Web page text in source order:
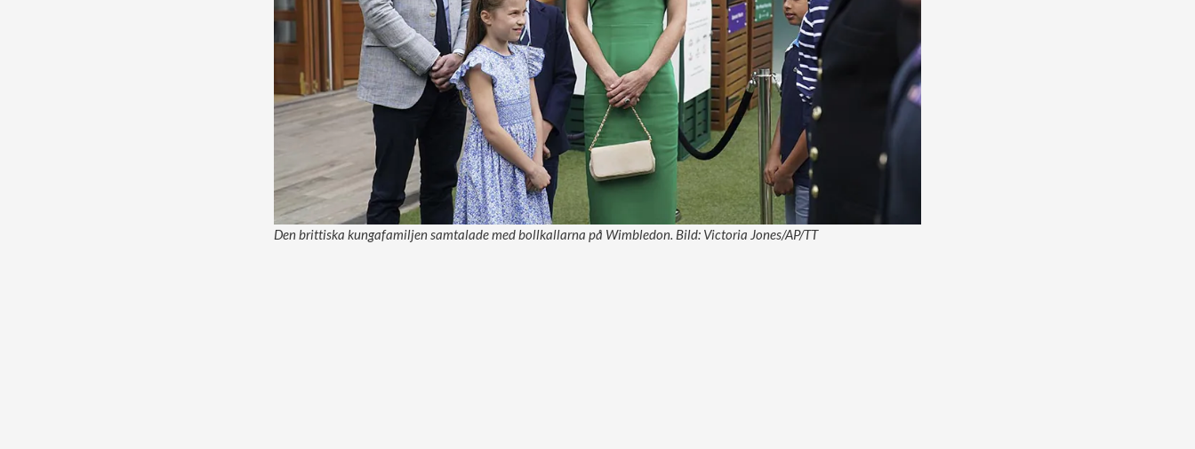
Den brittiska kungafamiljen samtalade med bollkallarna på Wimbledon. Bild: Victoria Jones/AP/TT